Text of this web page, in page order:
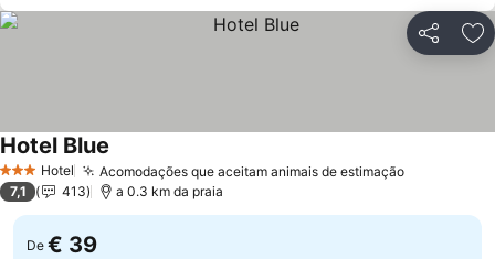
Partilhar
3 EstrelasHotel Acomodações que aceitam animais de estimaçãoVer preços
Hotel Blue
7,1 413 a 0.3 km da praia
De € 39